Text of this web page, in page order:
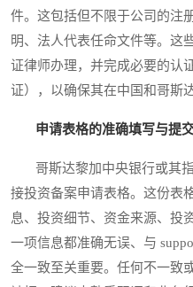
件。这包括但不限于公司的注
明、法人代表任命文件等。这
证律师办理，并完成必要的认
证），以确保其在中国和哥斯
申请表格的准确填写与提
哥斯达黎加中央银行或其指
接投资备案申请表格。这份表
息、投资细节、资金来源、投
一项信息都准确无误、与
全一致至关重要。任何不一致